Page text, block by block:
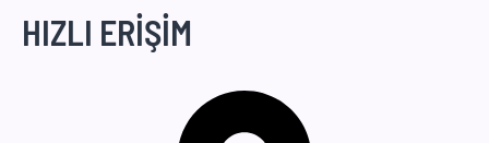
HIZLI ERİŞİM